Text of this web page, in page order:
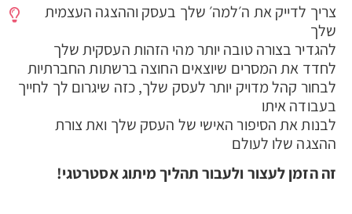
צריך לדייקאת ה׳למה׳ שלך בעסק וההצגה העצמית
שלך
להגדיר בצורה טובה יותר מהי הזהות העסקית שלך
לחדד את המסרים שיוצאים החוצה ברשתות החברתיות
לבחור קהל מדויק יותר לעסק שלך, כזה שיגרום לך לחייך
בעבודה איתו
לבנות את הסיפור האישי של העסק שלך ואת צורת
ההצגה שלו לעולם
זה הזמן לעצור ולעבור תהליך מיתוג אסטרטגי!